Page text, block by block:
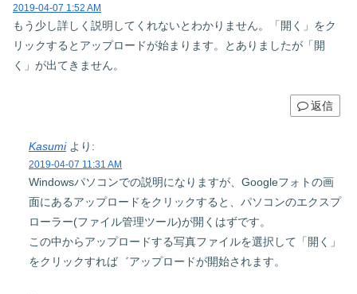
2019-04-07 1:52 AM
もう少し詳しく説明してくれないとわかりません。「開く」をク
リックするとアップロードが始まります。とありましたが「開
く」が出てきません。
返信
Kasumi より:
2019-04-07 11:31 AM
Windowsパソコンでの説明になりますが、Googleフォトの画
面にあるアップロードをクリックすると、パソコンのエクスプ
ローラー(ファイル管理ツール)が開くはずです。
この中からアップロードする写真ファイルを選択して「開く」
をクリックすれば゛アップロードが開始されます。